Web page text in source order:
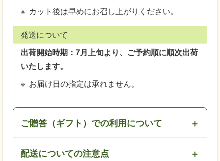
カット後は早めにお召し上がりください。
発送について
出荷開始時期：7月上旬より、ご予約順に順次出荷
いたします。
お届け日の指定は承れません。
ご贈答（ギフト）での利用について
配送についての注意点